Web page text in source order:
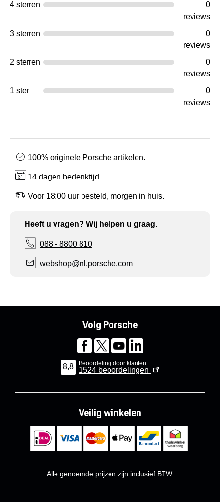
4 sterren
0
reviews
3 sterren
0
reviews
2 sterren
0
reviews
1 ster
0
reviews
100% originele Porsche artikelen.
14 dagen bedenktijd.
Voor 18:00 uur besteld, morgen in huis.
Heeft u vragen? Wij helpen u graag.
088 - 8800 810
webshop@nl.porsche.com
Volg Porsche
8,8 Beoordeling door klanten
1524 beoordelingen
Veilig winkelen
Alle genoemde prijzen zijn inclusief BTW.